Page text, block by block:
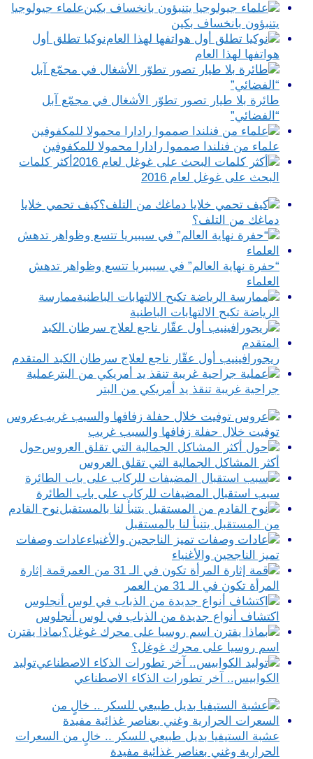
علماء جيولوجيا
يتنبؤون بانخساف بكين
نوكيا تطلق أول
هواتفها لهذا العام
طائرة بلا طيار تصور تطوّر الأشغال في مجمّع آبل
“الفضائي”
علماء من فنلندا صمموا رادارا محمولا للمكفوفين
أكثر كلمات
البحث على غوغل لعام 2016
كيف تحمي خلايا
دماغك من التلف؟
“حفرة نهاية العالم” في سيبيريا تتسع وظواهر تدهش
العلماء
ممارسة
الرياضة تكبح الالتهابات الباطنية
ريجورافينيب أول عقّار ناجع لعلاج سرطان الكبد المتقدم
عملية
جراحية غريبة تنقذ يد أمريكي من البتر
عروس
توفيت خلال حفلة زفافها والسبب غريب
حول
أكثر المشاكل الجمالية التي تقلق العروس
سبب استقبال المضيفات للركاب على باب الطائرة
نوح القادم
من المستقبل يتنبأ لنا بالمستقبل
عادات وصفات
تميز الناجحين والأغنياء
قمة إثارة
المرأة تكون في الـ 31 من العمر
اكتشاف أنواع جديدة من الذباب في لوس أنجلوس
بماذا يقترن
اسم روسيا على محرك غوغل؟
توليد
الكوابيس.. آخر تطورات الذكاء الاصطناعي
عشبة الستيفيا بديل طبيعي للسكر .. خالٍ من السعرات
الحرارية وغني بعناصر غذائية مفيدة